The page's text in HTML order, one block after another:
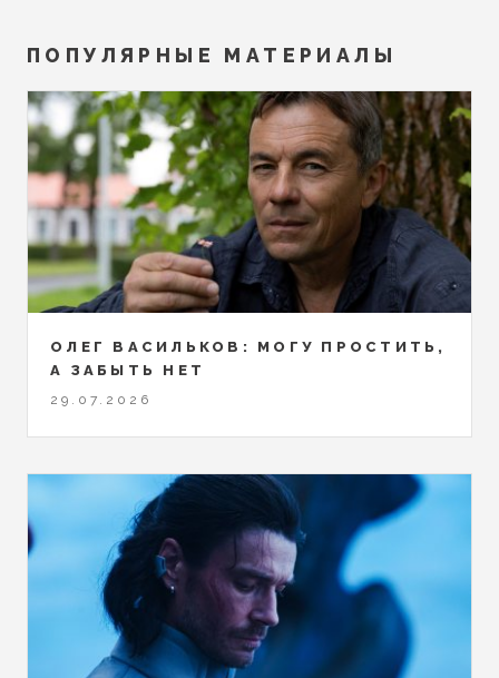
ПОПУЛЯРНЫЕ МАТЕРИАЛЫ
ОЛЕГ ВАСИЛЬКОВ: МОГУ ПРОСТИТЬ,
А ЗАБЫТЬ НЕТ
29.07.2026